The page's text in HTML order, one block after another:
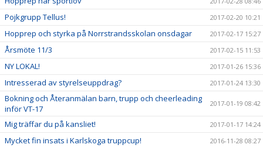
Pojkgrupp Tellus! 2017-02-20 10:21
Hopprep och styrka på Norrstrandsskolan onsdagar 2017-02-17 15:27
Årsmöte 11/3 2017-02-15 11:53
NY LOKAL! 2017-01-26 15:36
Intresserad av styrelseuppdrag? 2017-01-24 13:30
Bokning och Återanmälan barn, trupp och cheerleading
inför VT-17
2017-01-19 08:42
Mig träffar du på kansliet! 2017-01-17 14:24
Mycket fin insats i Karlskoga truppcup! 2016-11-28 08:27